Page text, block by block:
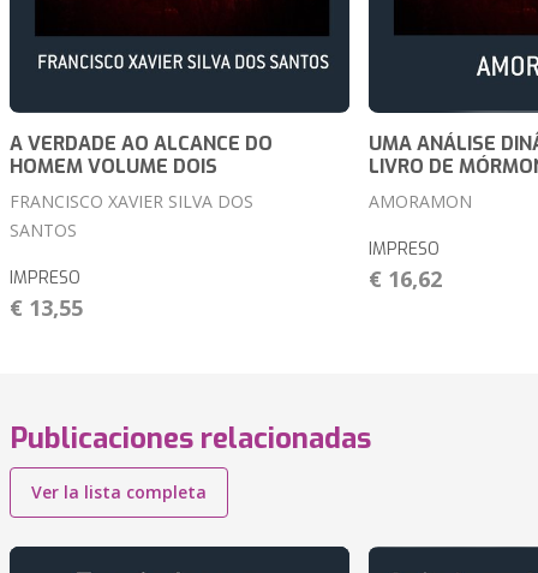
A VERDADE AO ALCANCE DO
HOMEM VOLUME DOIS
FRANCISCO XAVIER SILVA DOS
SANTOS
IMPRESO
€ 13,55
UMA ANÁLISE
LIVRO DE
AMORAMON
IMPRESO
€ 16,62
Publicaciones relacionadas
Ver la lista completa